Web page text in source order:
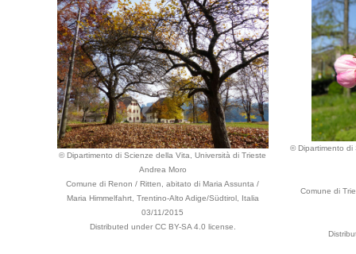
© Dipartimento di Scienze della Vita, Università di Trieste
Andrea Moro
Comune di Renon / Ritten, abitato di Maria Assunta /
Maria Himmelfahrt, Trentino-Alto Adige/Südtirol, Italia
03/11/2015
Distributed under CC BY-SA 4.0 license.
© Dipartimento di
Comune di